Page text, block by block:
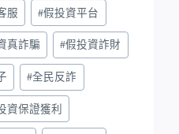
服 #假投資平台
真詐騙 #假投資詐財
#全民反詐
資保證獲利